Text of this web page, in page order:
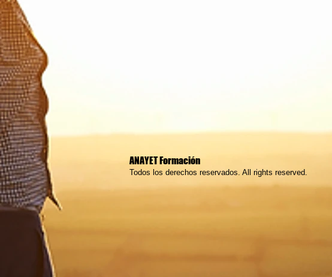
ANAYET Formación
Todos los derechos reservados. All rights reserved.